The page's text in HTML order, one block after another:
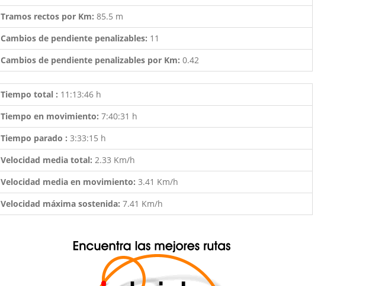
Tramos rectos por Km: 85.5 m
Cambios de pendiente penalizables: 11
Cambios de pendiente penalizables por Km: 0.42
Tiempo total : 11:13:46 h
Tiempo en movimiento: 7:40:31 h
Tiempo parado : 3:33:15 h
Velocidad media total: 2.33 Km/h
Velocidad media en movimiento: 3.41 Km/h
Velocidad máxima sostenida: 7.41 Km/h